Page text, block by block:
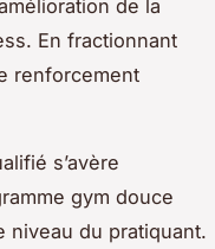
de la
En fractionnant
renforcement
s’avère
gym douce
niveau du pratiquant.